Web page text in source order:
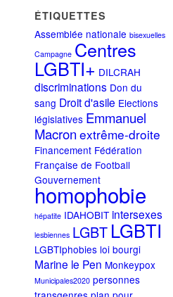
ÉTIQUETTES
Assemblée nationale bisexuelles
Campagne Centres
LGBTI+ DILCRAH
discriminations Don du
sang Droit d'asile Elections
législatives Emmanuel
Macron extrême-droite
Financement Fédération
Française de Football
Gouvernement
homophobie
hépatite IDAHOBIT intersexes
lesbiennes LGBT LGBTI
LGBTIphobies loi bourgi
Marine le Pen Monkeypox
Municipales2020 personnes